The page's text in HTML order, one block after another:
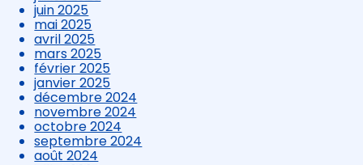
juin 2025
mai 2025
avril 2025
mars 2025
février 2025
janvier 2025
décembre 2024
novembre 2024
octobre 2024
septembre 2024
août 2024